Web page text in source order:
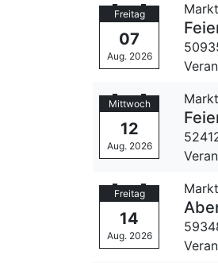
Freitag
07
Aug. 2026
Mittwoch
12
Aug. 2026
Freitag
14
Aug. 2026